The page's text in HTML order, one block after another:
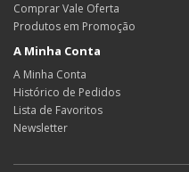
Comprar Vale Oferta
Produtos em Promoção
A Minha Conta
A Minha Conta
Histórico de Pedidos
Lista de Favoritos
Newsletter